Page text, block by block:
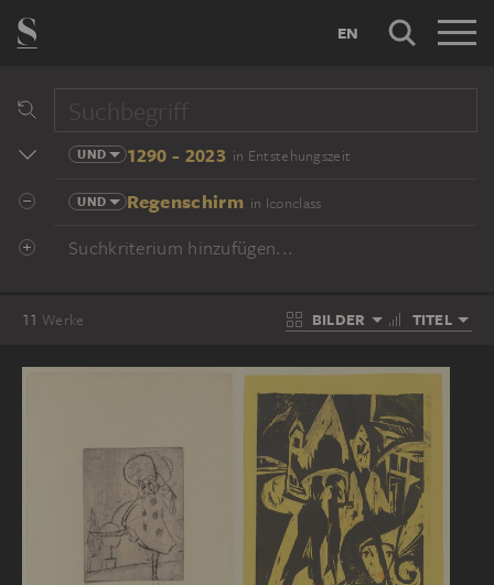
EN
UND 1290 - 2023 in Entstehungszeit
UND Regenschirm in Iconclass
Suchkriterium hinzufügen...
11 Werke BILDER TITEL